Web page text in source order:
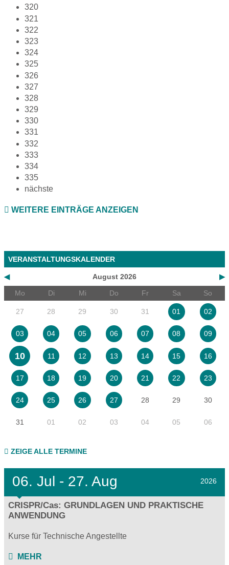
320
321
322
323
324
325
326
327
328
329
330
331
332
333
334
335
nächste
WEITERE EINTRÄGE ANZEIGEN
VERANSTALTUNGSKALENDER
◀ ▶
August 2026
Mo
Di Mi Do Fr Sa So
27 28 29 30 31 01 02
03 04 05 06 07 08 09
10 11 12 13 14 15 16
17 18 19 20 21 22 23
24 25 26 27 28 29 30
31 01 02 03 04 05 06
ZEIGE ALLE TERMINE
06. Jul - 27. Aug 2026
CRISPR/Cas: GRUNDLAGEN UND PRAKTISCHE
ANWENDUNG
Kurse für Technische Angestellte
MEHR